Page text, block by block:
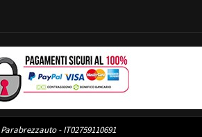
Parabrezzauto - IT02759110691